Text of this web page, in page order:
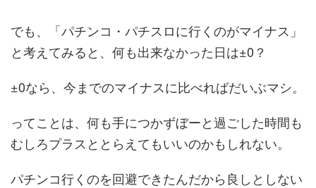
でも、「パチンコ・パチスロに行くのがマイナス」
と考えてみると、何も出来なかった日は±0？
±0なら、今までのマイナスに比べればだいぶマシ。
ってことは、何も手につかずぼーと過ごした時間も
むしろプラスととらえてもいいのかもしれない。
パチンコ行くのを回避できたんだから良しとしない